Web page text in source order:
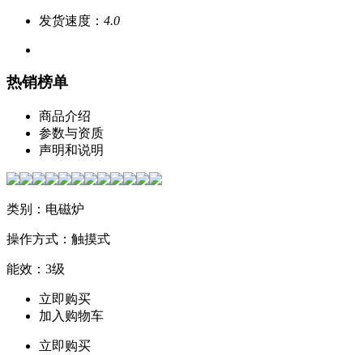
发货速度： 4.0
热销榜单
商品介绍
参数与资质
声明和说明
类别：电磁炉
操作方式：触摸式
能效：3级
立即购买
加入购物车
立即购买